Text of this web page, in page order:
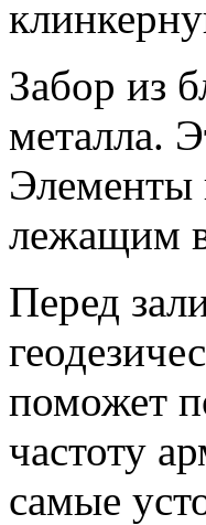
Забор из
металла.
Элементы
лежащим
Перед
поможет
частоту
самые